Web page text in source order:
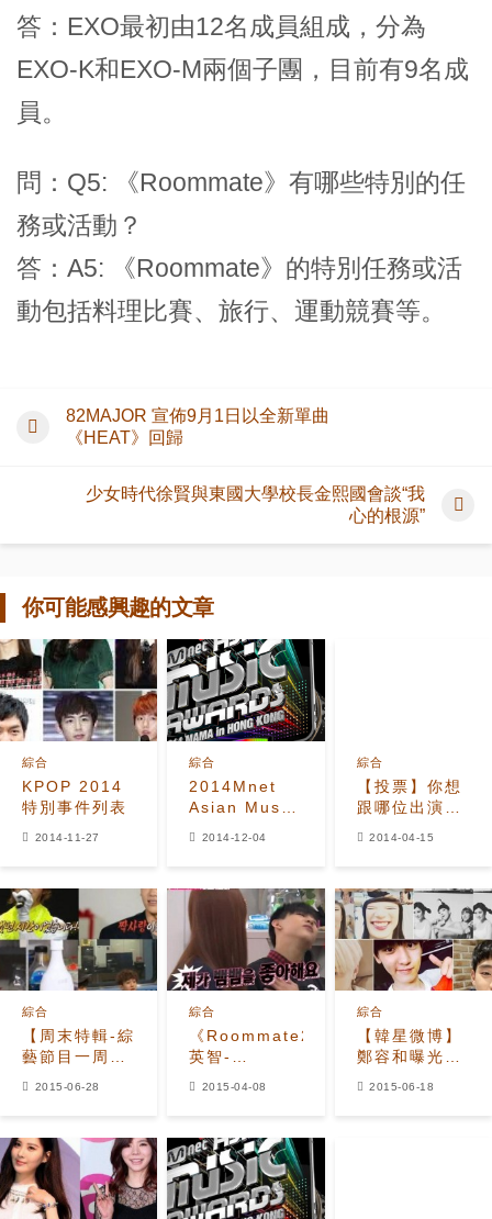
答：EXO最初由12名成員組成，分為
EXO-K和EXO-M兩個子團，目前有9名成
員。
問：Q5: 《Roommate》有哪些特別的任
務或活動？
答：A5: 《Roommate》的特別任務或活
動包括料理比賽、旅行、運動競賽等。
82MAJOR 宣佈9月1日以全新單曲
《HEAT》回歸
少女時代徐賢與東國大學校長金熙國會談“我
心的根源”
你可能感興趣的文章
KPOP 2014
特別事件列表
綜合
2014-11-27
2014Mnet
Asian Music
綜合
2014-12-04
【投票】你想
跟哪位出演
綜合
2014-04-15
【周末特輯-綜
藝節目一周回
酒窖
綜合
2015-06-28
《Roommate2》
英智-
嫉妒？
綜合
2015-04-08
【韓星微博】
鄭容和曝光苦
綜合
2015-06-18